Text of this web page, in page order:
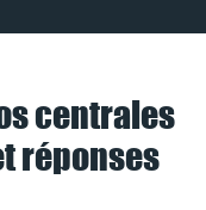
centrales
réponses